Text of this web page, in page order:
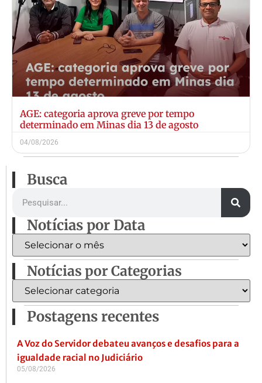
AGE: categoria aprova greve por tempo
determinado em Minas dia 13 de agosto
04/08/2026
Busca
Notícias por Data
Notícias por Categorias
Postagens recentes
A Voz do Servidor debateu avanços e desafios para a
igualdade racial no Judiciário
05/08/2026